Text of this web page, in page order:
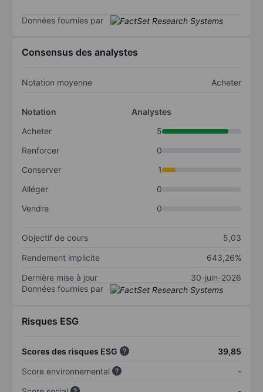
Données fournies par
Consensus des analystes
Notation moyenne Acheter
Notation
Analystes
Acheter
5
Renforcer
0
Conserver
1
Alléger
0
Vendre
0
Objectif de cours
5,03
Rendement implicite
643,26%
Dernière mise à jour
30-juin-2026
Données fournies par
Risques ESG
Scores des risques ESG
39,85
Score environnemental
-